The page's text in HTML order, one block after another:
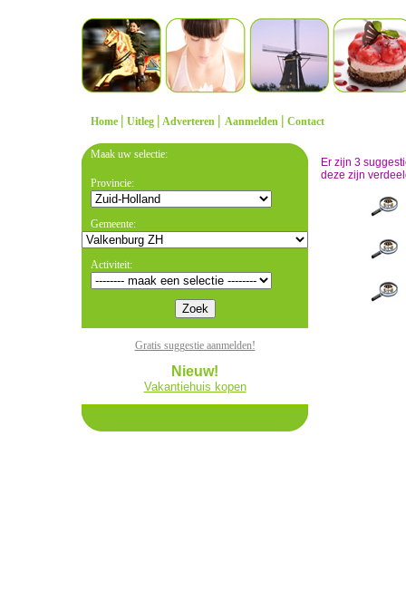
Home | Uitleg | Adverteren | Aanmelden | Contact
Maak uw selectie:
Provincie:
Gemeente:
Activiteit:
Gratis suggestie aanmelden!
Nieuw!
Vakantiehuis kopen
Er zijn 3
deze zijn